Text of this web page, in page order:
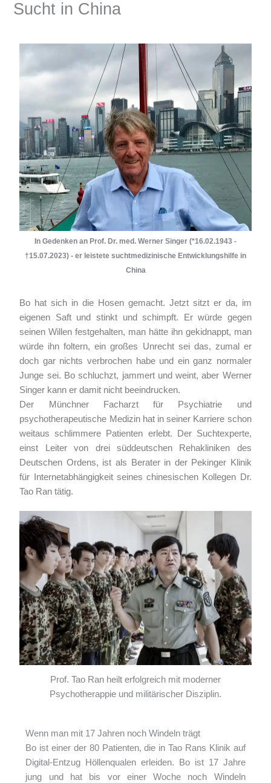
Sucht in China
In Gedenken an Prof. Dr. med. Werner Singer (*16.02.1943 -
†15.07.2023) - er leistete suchtmedizinische Entwicklungshilfe in
China
Bo hat sich in die Hosen gemacht. Jetzt sitzt er da, im
eigenen Saft und stinkt und schimpft. Er würde gegen
seinen Willen festgehalten, man hätte ihn gekidnappt, man
würde ihn foltern, ein großes Unrecht sei das, zumal er
doch gar nichts verbrochen habe und ein ganz normaler
Junge sei. Bo schluchzt, jammert und weint, aber Werner
Singer kann er damit nicht beeindrucken.
Der Münchner Facharzt für Psychiatrie und
psychotherapeutische Medizin hat in seiner Karriere schon
weitaus schlimmere Patienten erlebt. Der Suchtexperte,
einst Leiter von drei süddeutschen Rehakliniken des
Deutschen Ordens, ist als Berater in der Pekinger Klinik
für Internetabhängigkeit seines chinesischen Kollegen Dr.
Tao Ran tätig.
Prof. Tao Ran heilt erfolgreich mit moderner
Psychotherappie und militärischer Disziplin.
Wenn man mit 17 Jahren noch Windeln trägt
Bo ist einer der 80 Patienten, die in Tao Rans Klinik auf
Digital-Entzug Höllenqualen erleiden. Bo ist 17 Jahre
jung und hat bis vor einer Woche noch Windeln